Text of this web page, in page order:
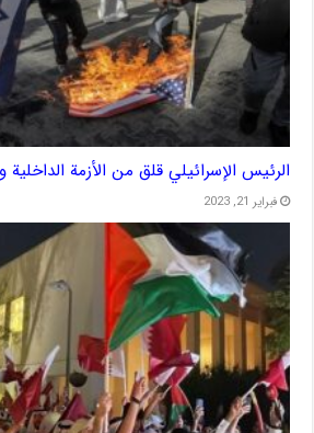
الرئيس الإسرائيلي قلق من الأزمة الداخلية
فبراير 21, 2023